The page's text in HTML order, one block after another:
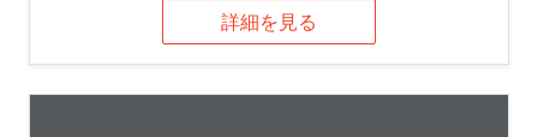
詳細を見る